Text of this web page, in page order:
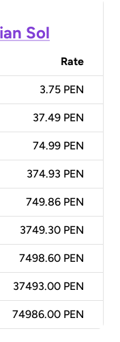
Sol
Rate
3.75 PEN
37.49 PEN
74.99 PEN
374.93 PEN
749.86 PEN
3749.30 PEN
7498.60 PEN
37493.00 PEN
74986.00 PEN